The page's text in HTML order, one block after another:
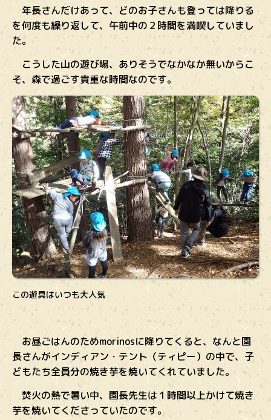
年長さんだけあって、どのお子さんも登っては降りる
を何度も繰り返して、午前中の２時間を満喫していまし
た。
こうした山の遊び場、ありそうでなかなか無いからこ
そ、森で過ごす貴重な時間なのです。
この遊具はいつも大人気
お昼ごはんのためmorinosに降りてくると、なんと園
長さんがインディアン・テント（ティピー）の中で、子
どもたち全員分の焼き芋を焼いてくれていました。
焚火の熱で暑い中、園長先生は１時間以上かけて焼き
芋を焼いてくださっていたのです。